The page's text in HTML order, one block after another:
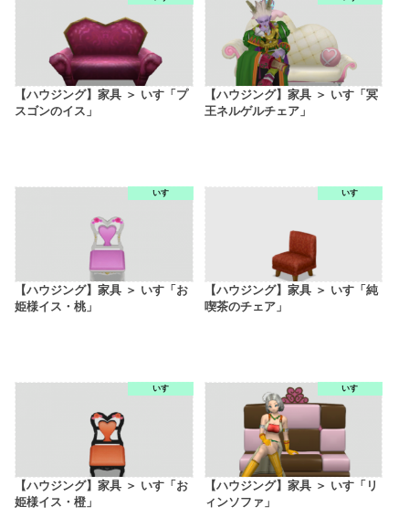
【ハウジング】家具 ＞ いす「プ
スゴンのイス」
【ハウジング】家具 ＞ いす「冥
王ネルゲルチェア」
いす
【ハウジング】家具 ＞ いす「お
姫様イス・桃」
いす
【ハウジング】家具 ＞ いす「純
喫茶のチェア」
いす
【ハウジング】家具 ＞ いす「お
姫様イス・橙」
いす
【ハウジング】家具 ＞ いす「リ
ィンソファ」